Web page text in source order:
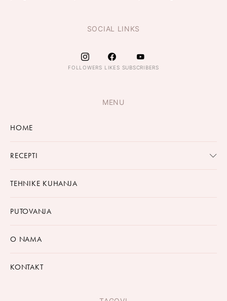
SOCIAL LINKS
FOLLOWERS LIKES SUBSCRIBERS
MENU
HOME
RECEPTI
TEHNIKE KUHANJA
PUTOVANJA
O NAMA
KONTAKT